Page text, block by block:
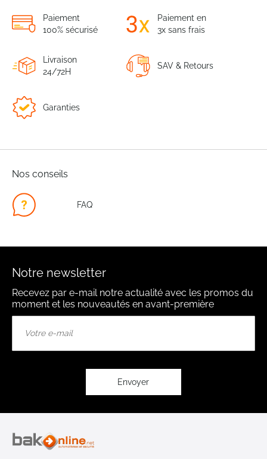
Paiement
100% sécurisé
Paiement en
3x sans frais
Livraison
24/72H
SAV & Retours
Garanties
Nos conseils
FAQ
Notre newsletter
Recevez par e-mail notre actualité avec les promos du
moment et les nouveautés en avant-première
Envoyer